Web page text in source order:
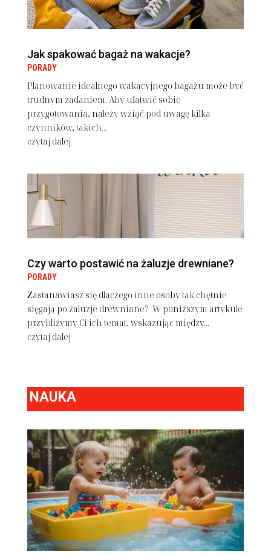
Jak spakować bagaż na wakacje?
PORADY
Planowanie idealnego wakacyjnego bagażu może być
trudnym zadaniem. Aby ułatwić sobie
przygotowania, należy wziąć pod uwagę kilka
czynników, takich...
czytaj dalej
Czy warto postawić na żaluzje drewniane?
PORADY
Zastanawiasz się dlaczego inne osoby tak chętnie
sięgają po żaluzje drewniane? W poniższym artykule
przybliżymy Ci ich temat, wskazując między...
czytaj dalej
NAUKA